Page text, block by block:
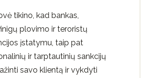
tikino, kad bankas,
plovimo ir teroristų
įstatymu, taip pat
ir tarptautinių sankcijų
savo klientą ir vykdyti